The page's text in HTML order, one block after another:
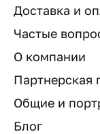
Доставка и
Частые
О компании
Партнерская
Общие и
Блог